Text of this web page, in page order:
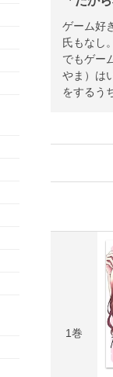
ゲーム好
氏もなし
でもゲー
やま）は
をするう
1巻